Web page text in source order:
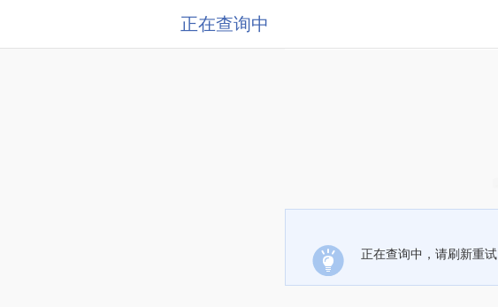
正在查询中
正在查询中，请刷新重试